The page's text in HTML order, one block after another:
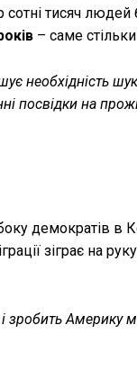
тисяч людей
– саме
необхідність
посвідки на
демократів в
зіграє на
зробить